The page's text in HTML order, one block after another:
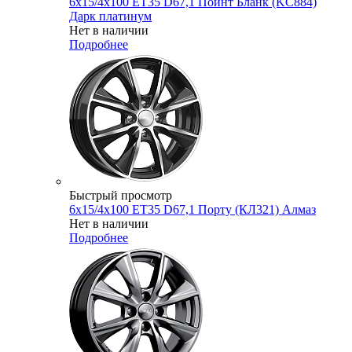
Дарк платинум
Нет в наличии
Подробнее
Быстрый просмотр
6x15/4x100 ET35 D67,1 Порту (КЛ321) Алмаз
Нет в наличии
Подробнее